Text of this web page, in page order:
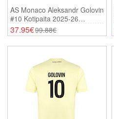
AS Monaco Aleksandr Golovin
#10 Kotipaita 2025-26
Lyhythihainen
37.95€99.88€